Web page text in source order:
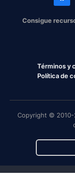
Consigue
Términos y
Política de
Copyright © 2010-